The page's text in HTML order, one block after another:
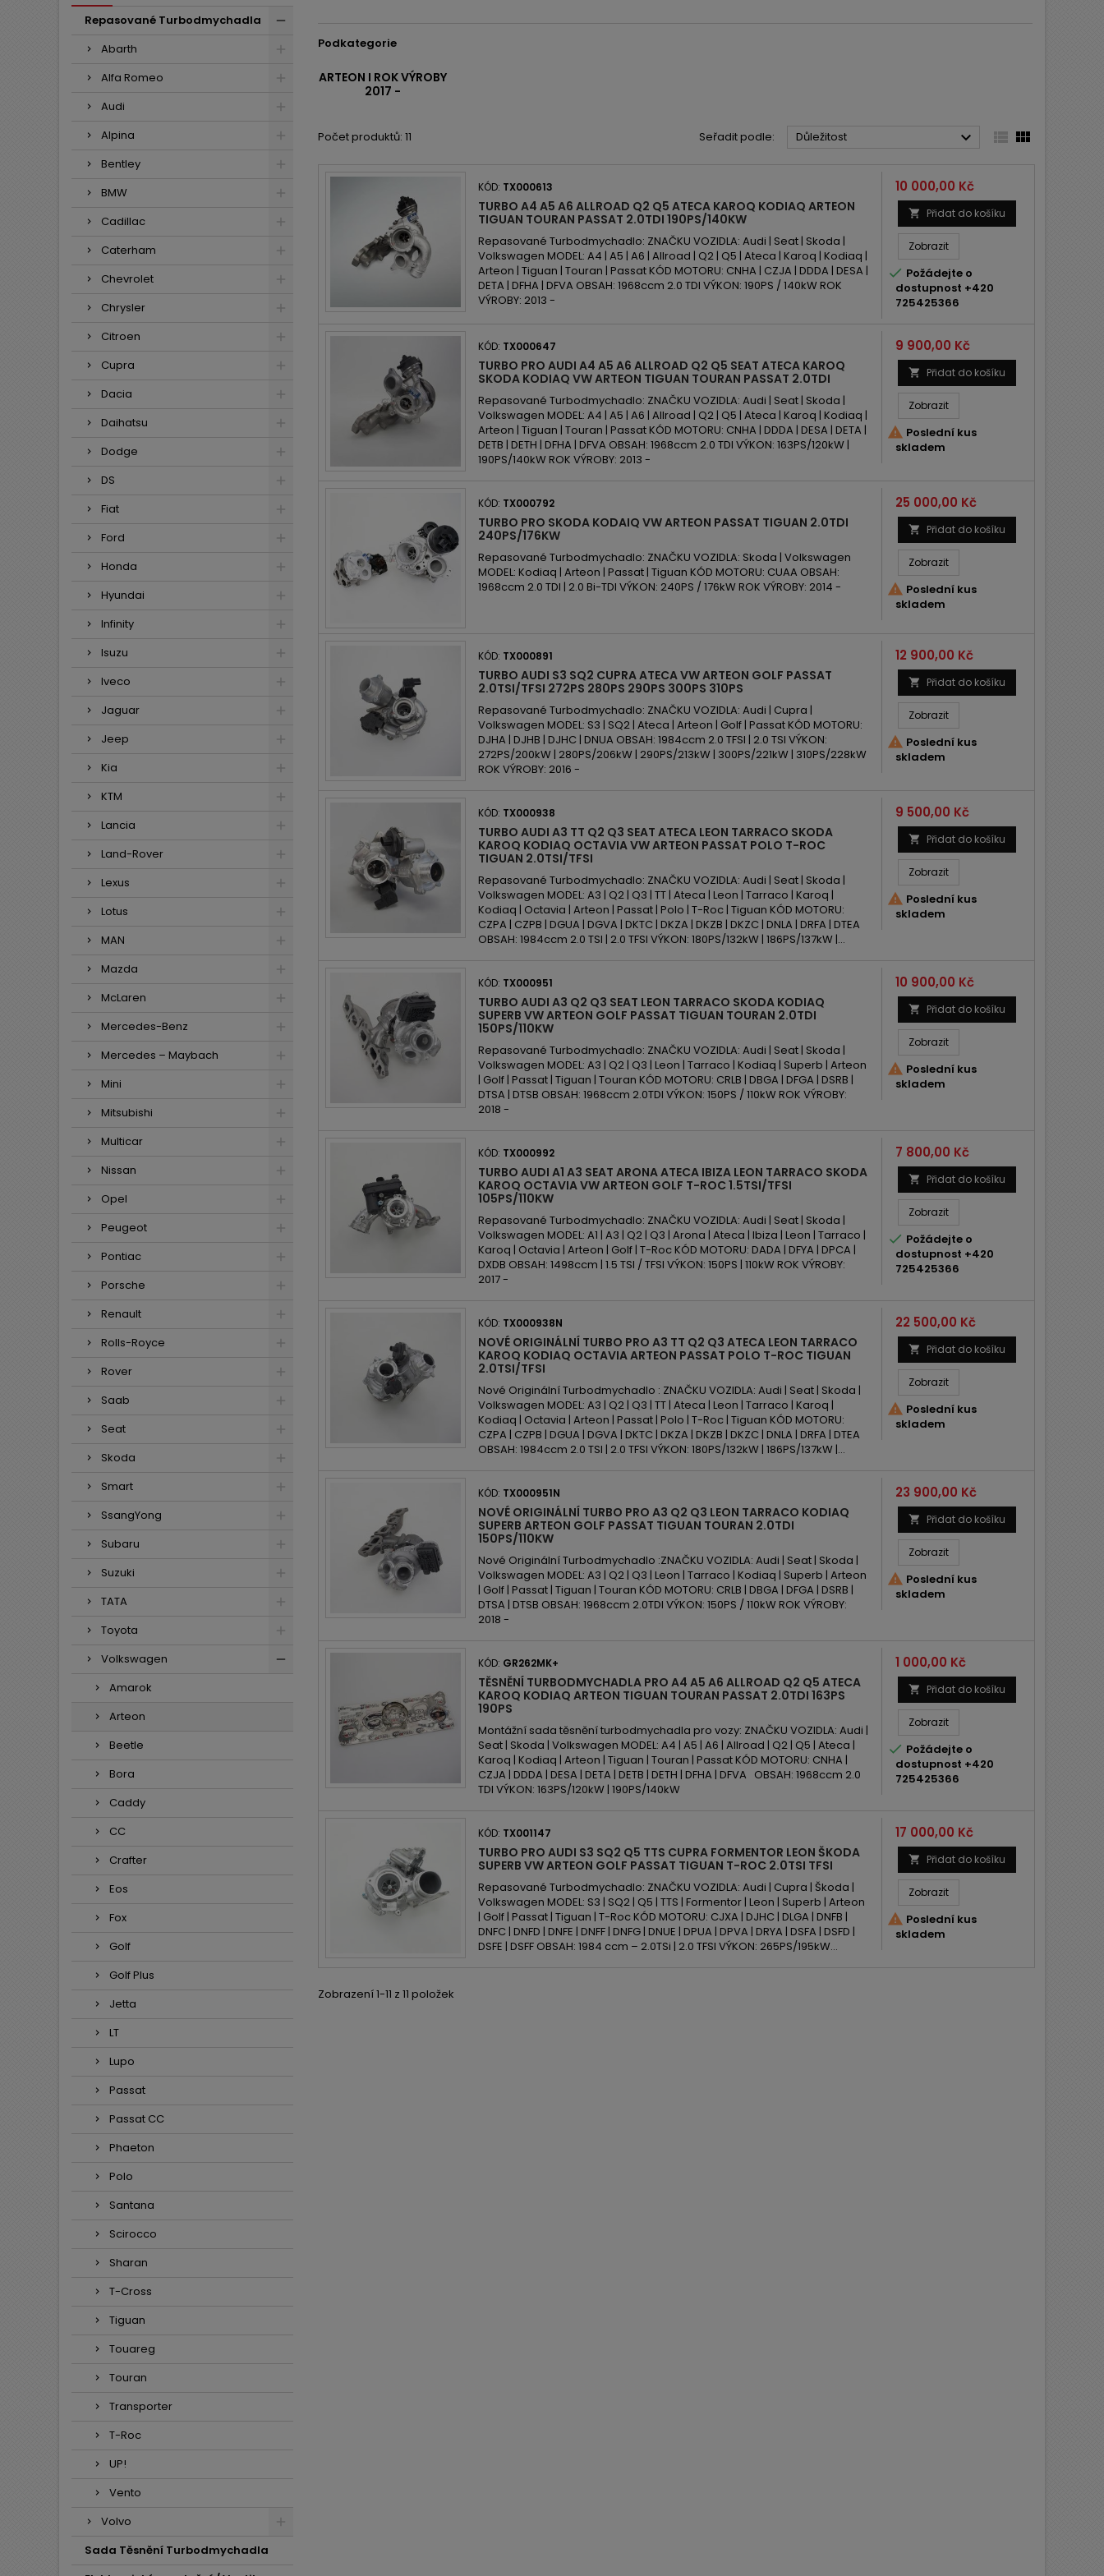
Repasované Turbodmychadla
Abarth
Alfa Romeo
Audi
Alpina
Bentley
BMW
Cadillac
Caterham
Chevrolet
Chrysler
Citroen
Cupra
Dacia
Daihatsu
Dodge
DS
Fiat
Ford
Honda
Hyundai
Infinity
Isuzu
Iveco
Jaguar
Jeep
Kia
KTM
Lancia
Land-Rover
Lexus
Lotus
MAN
Mazda
McLaren
Mercedes-Benz
Mercedes – Maybach
Mini
Mitsubishi
Multicar
Nissan
Opel
Peugeot
Pontiac
Porsche
Renault
Rolls-Royce
Rover
Saab
Seat
Skoda
Smart
SsangYong
Subaru
Suzuki
TATA
Toyota
Volkswagen
Amarok
Arteon
Beetle
Bora
Caddy
CC
Crafter
Eos
Fox
Golf
Golf Plus
Jetta
LT
Lupo
Passat
Passat CC
Phaeton
Polo
Santana
Scirocco
Sharan
T-Cross
Tiguan
Touareg
Touran
Transporter
T-Roc
UP!
Vento
Volvo
Sada Těsnění Turbodmychadla
Podkategorie
ARTEON I ROK VÝROBY
2017 -
Počet produktů: 11 Seřadit podle: Důležitost   
KÓD: TX000613
TURBO A4 A5 A6 ALLROAD Q2 Q5 ATECA KAROQ KODIAQ ARTEON
TIGUAN TOURAN PASSAT 2.0TDI 190PS/140KW
Repasované Turbodmychadlo: ZNAČKU VOZIDLA: Audi | Seat | Skoda |
Volkswagen MODEL: A4 | A5 | A6 | Allroad | Q2 | Q5 | Ateca | Karoq | Kodiaq |
Arteon | Tiguan | Touran | Passat KÓD MOTORU: CNHA | CZJA | DDDA | DESA |
DETA | DFHA | DFVA OBSAH: 1968ccm 2.0 TDI VÝKON: 190PS / 140kW ROK
VÝROBY: 2013 -
Cena
10 000,00 Kč
 Přidat do košíku
Zobrazit
 Požádejte o
dostupnost +420
725425366
KÓD: TX000647
TURBO PRO AUDI A4 A5 A6 ALLROAD Q2 Q5 SEAT ATECA KAROQ
SKODA KODIAQ VW ARTEON TIGUAN TOURAN PASSAT 2.0TDI
Repasované Turbodmychadlo: ZNAČKU VOZIDLA: Audi | Seat | Skoda |
Volkswagen MODEL: A4 | A5 | A6 | Allroad | Q2 | Q5 | Ateca | Karoq | Kodiaq |
Arteon | Tiguan | Touran | Passat KÓD MOTORU: CNHA | DDDA | DESA | DETA |
DETB | DETH | DFHA | DFVA OBSAH: 1968ccm 2.0 TDI VÝKON: 163PS/120kW |
190PS/140kW ROK VÝROBY: 2013 -
Cena
9 900,00 Kč
 Přidat do košíku
Zobrazit
 Poslední kus
skladem
KÓD: TX000792
TURBO PRO SKODA KODAIQ VW ARTEON PASSAT TIGUAN 2.0TDI
240PS/176KW
Repasované Turbodmychadlo: ZNAČKU VOZIDLA: Skoda | Volkswagen
MODEL: Kodiaq | Arteon | Passat | Tiguan KÓD MOTORU: CUAA OBSAH:
1968ccm 2.0 TDI | 2.0 Bi-TDI VÝKON: 240PS / 176kW ROK VÝROBY: 2014 -
Cena
25 000,00 Kč
 Přidat do košíku
Zobrazit
 Poslední kus
skladem
KÓD: TX000891
TURBO AUDI S3 SQ2 CUPRA ATECA VW ARTEON GOLF PASSAT
2.0TSI/TFSI 272PS 280PS 290PS 300PS 310PS
Repasované Turbodmychadlo: ZNAČKU VOZIDLA: Audi | Cupra |
Volkswagen MODEL: S3 | SQ2 | Ateca | Arteon | Golf | Passat KÓD MOTORU:
DJHA | DJHB | DJHC | DNUA OBSAH: 1984ccm 2.0 TFSI | 2.0 TSI VÝKON:
272PS/200kW | 280PS/206kW | 290PS/213kW | 300PS/221kW | 310PS/228kW
ROK VÝROBY: 2016 -
Cena
12 900,00 Kč
 Přidat do košíku
Zobrazit
 Poslední kus
skladem
KÓD: TX000938
TURBO AUDI A3 TT Q2 Q3 SEAT ATECA LEON TARRACO SKODA
KAROQ KODIAQ OCTAVIA VW ARTEON PASSAT POLO T-ROC
TIGUAN 2.0TSI/TFSI
Repasované Turbodmychadlo: ZNAČKU VOZIDLA: Audi | Seat | Skoda |
Volkswagen MODEL: A3 | Q2 | Q3 | TT | Ateca | Leon | Tarraco | Karoq |
Kodiaq | Octavia | Arteon | Passat | Polo | T-Roc | Tiguan KÓD MOTORU:
CZPA | CZPB | DGUA | DGVA | DKTC | DKZA | DKZB | DKZC | DNLA | DRFA | DTEA
OBSAH: 1984ccm 2.0 TSI | 2.0 TFSI VÝKON: 180PS/132kW | 186PS/137kW |...
Cena
9 500,00 Kč
 Přidat do košíku
Zobrazit
 Poslední kus
skladem
KÓD: TX000951
TURBO AUDI A3 Q2 Q3 SEAT LEON TARRACO SKODA KODIAQ
SUPERB VW ARTEON GOLF PASSAT TIGUAN TOURAN 2.0TDI
150PS/110KW
Repasované Turbodmychadlo: ZNAČKU VOZIDLA: Audi | Seat | Skoda |
Volkswagen MODEL: A3 | Q2 | Q3 | Leon | Tarraco | Kodiaq | Superb | Arteon
| Golf | Passat | Tiguan | Touran KÓD MOTORU: CRLB | DBGA | DFGA | DSRB |
DTSA | DTSB OBSAH: 1968ccm 2.0TDI VÝKON: 150PS / 110kW ROK VÝROBY:
2018 -
Cena
10 900,00 Kč
 Přidat do košíku
Zobrazit
 Poslední kus
skladem
KÓD: TX000992
TURBO AUDI A1 A3 SEAT ARONA ATECA IBIZA LEON TARRACO SKODA
KAROQ OCTAVIA VW ARTEON GOLF T-ROC 1.5TSI/TFSI
105PS/110KW
Repasované Turbodmychadlo: ZNAČKU VOZIDLA: Audi | Seat | Skoda |
Volkswagen MODEL: A1 | A3 | Q2 | Q3 | Arona | Ateca | Ibiza | Leon | Tarraco |
Karoq | Octavia | Arteon | Golf | T-Roc KÓD MOTORU: DADA | DFYA | DPCA |
DXDB OBSAH: 1498ccm | 1.5 TSI / TFSI VÝKON: 150PS | 110kW ROK VÝROBY:
2017 -
Cena
7 800,00 Kč
 Přidat do košíku
Zobrazit
 Požádejte o
dostupnost +420
725425366
KÓD: TX000938N
NOVÉ ORIGINÁLNÍ TURBO PRO A3 TT Q2 Q3 ATECA LEON TARRACO
KAROQ KODIAQ OCTAVIA ARTEON PASSAT POLO T-ROC TIGUAN
2.0TSI/TFSI
Nové Originální Turbodmychadlo : ZNAČKU VOZIDLA: Audi | Seat | Skoda |
Volkswagen MODEL: A3 | Q2 | Q3 | TT | Ateca | Leon | Tarraco | Karoq |
Kodiaq | Octavia | Arteon | Passat | Polo | T-Roc | Tiguan KÓD MOTORU:
CZPA | CZPB | DGUA | DGVA | DKTC | DKZA | DKZB | DKZC | DNLA | DRFA | DTEA
OBSAH: 1984ccm 2.0 TSI | 2.0 TFSI VÝKON: 180PS/132kW | 186PS/137kW |...
Cena
22 500,00 Kč
 Přidat do košíku
Zobrazit
 Poslední kus
skladem
KÓD: TX000951N
NOVÉ ORIGINÁLNÍ TURBO PRO A3 Q2 Q3 LEON TARRACO KODIAQ
SUPERB ARTEON GOLF PASSAT TIGUAN TOURAN 2.0TDI
150PS/110KW
Nové Originální Turbodmychadlo :ZNAČKU VOZIDLA: Audi | Seat | Skoda |
Volkswagen MODEL: A3 | Q2 | Q3 | Leon | Tarraco | Kodiaq | Superb | Arteon
| Golf | Passat | Tiguan | Touran KÓD MOTORU: CRLB | DBGA | DFGA | DSRB |
DTSA | DTSB OBSAH: 1968ccm 2.0TDI VÝKON: 150PS / 110kW ROK VÝROBY:
2018 -
Cena
23 900,00 Kč
 Přidat do košíku
Zobrazit
 Poslední kus
skladem
KÓD: GR262MK+
TĚSNĚNÍ TURBODMYCHADLA PRO A4 A5 A6 ALLROAD Q2 Q5 ATECA
KAROQ KODIAQ ARTEON TIGUAN TOURAN PASSAT 2.0TDI 163PS
190PS
Montážní sada těsnění turbodmychadla pro vozy: ZNAČKU VOZIDLA: Audi |
Seat | Skoda | Volkswagen MODEL: A4 | A5 | A6 | Allroad | Q2 | Q5 | Ateca |
Karoq | Kodiaq | Arteon | Tiguan | Touran | Passat KÓD MOTORU: CNHA |
CZJA | DDDA | DESA | DETA | DETB | DETH | DFHA | DFVA OBSAH: 1968ccm 2.0
TDI VÝKON: 163PS/120kW | 190PS/140kW
Cena
1 000,00 Kč
 Přidat do košíku
Zobrazit
 Požádejte o
dostupnost +420
725425366
KÓD: TX001147
TURBO PRO AUDI S3 SQ2 Q5 TTS CUPRA FORMENTOR LEON ŠKODA
SUPERB VW ARTEON GOLF PASSAT TIGUAN T-ROC 2.0TSI TFSI
Repasované Turbodmychadlo: ZNAČKU VOZIDLA: Audi | Cupra | Škoda |
Volkswagen MODEL: S3 | SQ2 | Q5 | TTS | Formentor | Leon | Superb | Arteon
| Golf | Passat | Tiguan | T-Roc KÓD MOTORU: CJXA | DJHC | DLGA | DNFB |
DNFC | DNFD | DNFE | DNFF | DNFG | DNUE | DPUA | DPVA | DRYA | DSFA | DSFD |
DSFE | DSFF OBSAH: 1984 ccm – 2.0TSi | 2.0 TFSI VÝKON: 265PS/195kW...
Cena
17 000,00 Kč
 Přidat do košíku
Zobrazit
 Poslední kus
skladem
Zobrazení 1-11 z 11 položek